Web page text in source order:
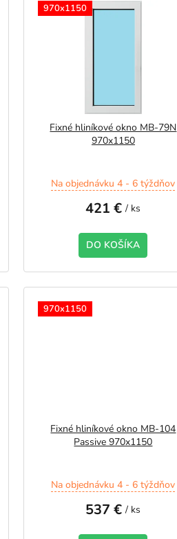
970x1150
Fixné hliníkové okno MB-79N
970x1150
Na objednávku 4 - 6 týždňov
421 € / ks
DO KOŠÍKA
970x1150
Fixné hliníkové okno MB-104
Passive 970x1150
Na objednávku 4 - 6 týždňov
537 € / ks